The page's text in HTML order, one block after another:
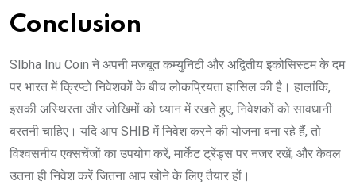
Conclusion
SIbha Inu Coin ने अपनी मजबूत कम्युनिटी और अद्वितीय इकोसिस्टम के दम
पर भारत में क्रिप्टो निवेशकों के बीच लोकप्रियता हासिल की है। हालांकि,
इसकी अस्थिरता और जोखिमों को ध्यान में रखते हुए, निवेशकों को सावधानी
बरतनी चाहिए। यदि आप SHIB में निवेश करने की योजना बना रहे हैं, तो
विश्वसनीय एक्सचेंजों का उपयोग करें, मार्केट ट्रेंड्स पर नजर रखें, और केवल
उतना ही निवेश करें जितना आप खोने के लिए तैयार हों।